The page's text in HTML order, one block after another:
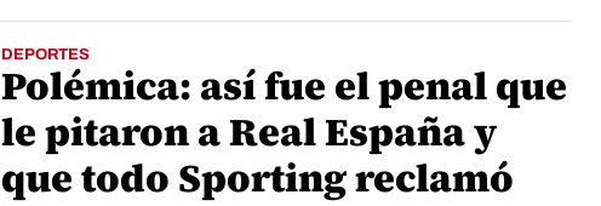
DEPORTES
Polémica: así fue el penal que
le pitaron a Real España y
que todo Sporting reclamó